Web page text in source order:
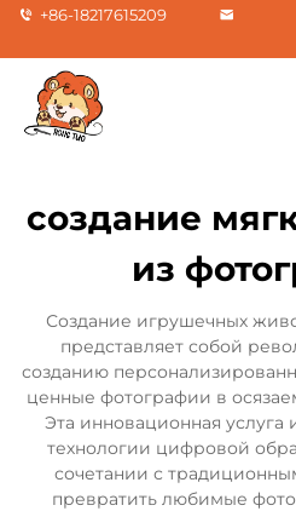
+86-18217615209
создание
из
Создание игрушечных
представляет собой
созданию
ценные фотографии в
Эта инновационная услуга
технологии цифровой
сочетании с
превратить любимые